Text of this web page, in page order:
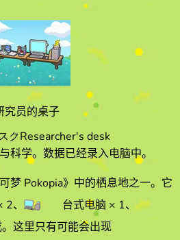
究员的桌子
クResearcher's desk
科学。数据已经录入电脑中。
梦 Pokopia》中的栖息地之一。它
2、 台式电脑 × 1、
这里只有可能会出现